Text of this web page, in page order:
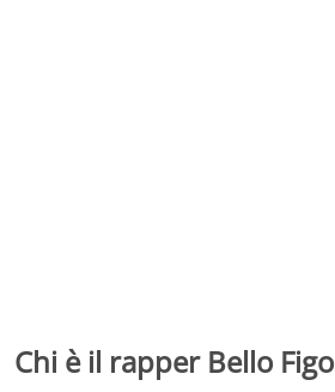
Chi è il rapper Bello Figo